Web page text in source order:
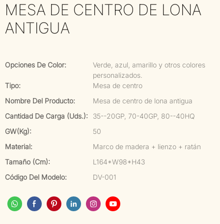
MESA DE CENTRO DE LONA
ANTIGUA
Opciones De Color:
Verde, azul, amarillo y otros colores
personalizados.
Tipo:
Mesa de centro
Nombre Del Producto:
Mesa de centro de lona antigua
Cantidad De Carga (uds.):
35--20GP, 70-40GP, 80--40HQ
GW(kg):
50
Material:
Marco de madera + lienzo + ratán
Tamaño (cm):
L164*W98*H43
Código Del Modelo:
DV-001